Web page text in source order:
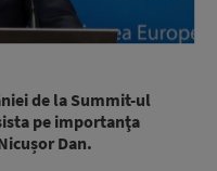
de la Summit-ul
pe importanţa
Dan.